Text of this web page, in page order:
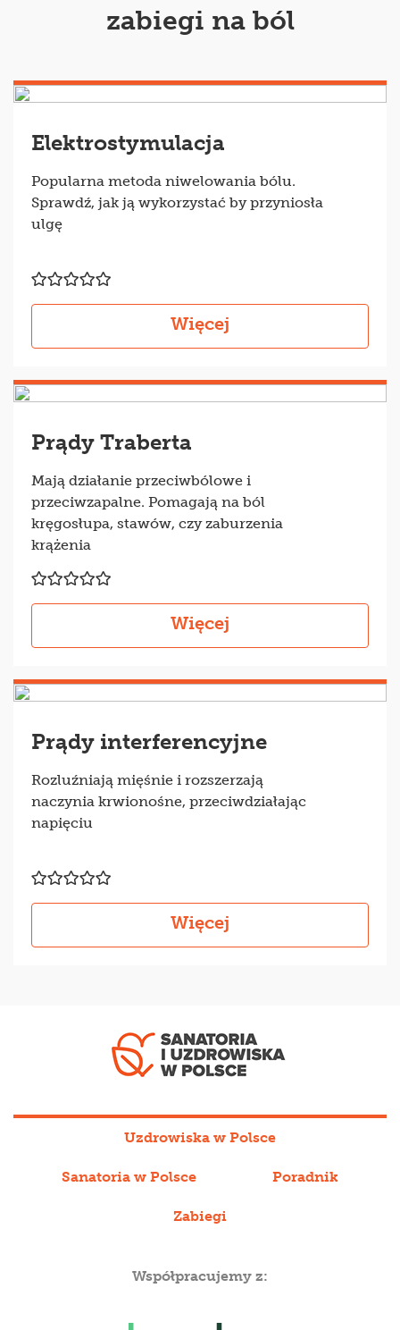
zabiegi na ból
Elektrostymulacja
Popularna metoda niwelowania bólu.
Sprawdź, jak ją wykorzystać by przyniosła
ulgę
Więcej
Prądy Traberta
Mają działanie przeciwbólowe i
przeciwzapalne. Pomagają na ból
kręgosłupa, stawów, czy zaburzenia
krążenia
Więcej
Prądy interferencyjne
Rozluźniają mięśnie i rozszerzają
naczynia krwionośne, przeciwdziałając
napięciu
Więcej
Uzdrowiska w Polsce
Sanatoria w Polsce Poradnik
Zabiegi
Współpracujemy z: